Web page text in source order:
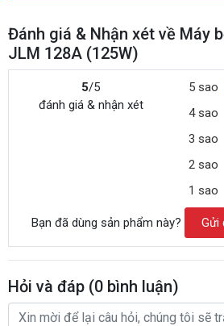
Đánh giá & Nhận xét về Máy
JLM 128A (125W)
5/5
đánh giá & nhận xét
5 sao
4 sao
3 sao
2 sao
1 sao
Bạn đã dùng sản phẩm này? Gửi
Hỏi và đáp (0 bình luận)